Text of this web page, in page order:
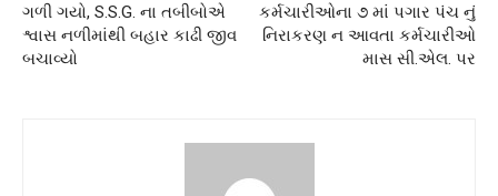
ગળી ગયો, S.S.G. ના તબીબોએ
શ્વાસ નળીમાંથી બહાર કાઢી જીવ
બચાવ્યો
કર્મચારીઓના ૭ માં પગાર પંચ નું
નિરાકરણ ન આવતા કર્મચારીઓ
માસ સી.એલ. પર